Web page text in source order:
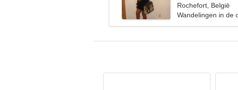
Rochefort, België
Wandelingen in de